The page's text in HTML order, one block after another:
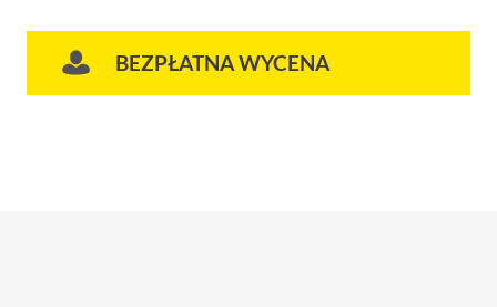
BEZPŁATNA WYCENA